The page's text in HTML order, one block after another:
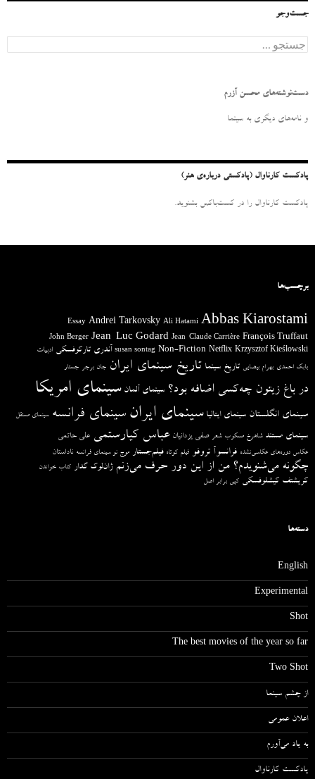
جست‌وجو
ج
س
و
ر
دست‌نوشته‌های محسن آزرم
و نامه‌‌های دیگری به سینما
پادکست کارناوال (پادکستی درباره‌ی هنر)
پادکست کارناوال را در کست‌باکس بشنوید.
برچسب‌ها
Abbas Kiarostami
Ali Hatami
Andrei Tarkovsky
Essay
François Truffaut
Jean-Claude Carrière
Jean-Luc Godard
John Berger
Krzysztof Kieślowski
Netflix
Non-Fiction
susan sontag آندری تارکوفسکی ادبیات
بابک احمدی بهرام بیضایی تاریخ سینما تاریخ سینمای ایران جان برجر جستار
در باغ زیتون چه‌کسی اضافه بود؟ سینمای آلمان سینمای امریکا
سینمای انگلستان سینمای ایتالیا سینمای ایران سینمای فرانسه سینمای مستقل
سینمای مستند شاهرخ مسکوب شعر صفی یزدانیان عباس کیارستمی علی حاتمی
عکاس دوره‌های عکاسی‌نشده فرانسوآ تروفو فیلم کوتاه فیلم‌جستار موج نو سینمای فرانسه ناداستان
چگونه می‌شنویدم؟ من از این دور حرف می‌زنم ژان‌لوک گدار کتاب خواندن
کریشتف کیشلوفسکی کپی برابر اصل
دسته‌ها
English
Experimental
Shot
The best movies of the year so far
Two Shot
از چشم سینما
اعلان عمومی
به یاد می‌آورم
پادکست کارناوال